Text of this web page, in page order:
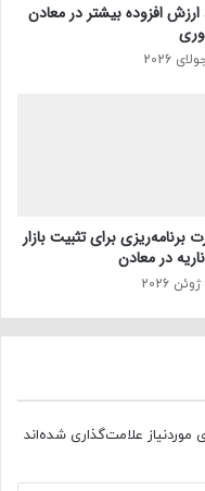
ارزش افزوده بیشتر در معادن
برنامه‌ریزی برای تثبیت بازار
در معادن
علامت‌گذاری شده‌اند